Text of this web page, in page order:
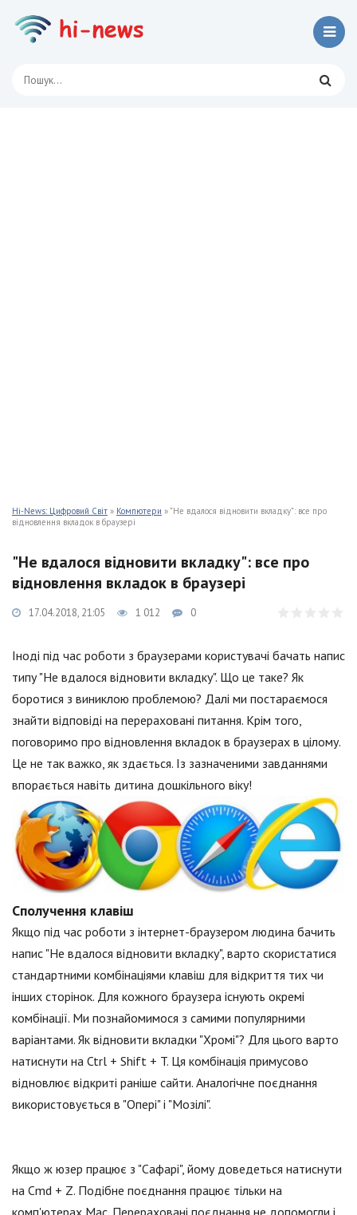
Hi-News: Цифровий Світ » Компютери » "Не вдалося відновити вкладку": все про
відновлення вкладок в браузері
"Не вдалося відновити вкладку": все про
відновлення вкладок в браузері
17.04.2018, 21:05 1 012 0
Іноді під час роботи з браузерами користувачі бачать напис
типу "Не вдалося відновити вкладку". Що це таке? Як
боротися з виниклою проблемою? Далі ми постараємося
знайти відповіді на перераховані питання. Крім того,
поговоримо про відновлення вкладок в браузерах в цілому.
Це не так важко, як здається. Із зазначеними завданнями
впорається навіть дитина дошкільного віку!
Сполучення клавіш
Якщо під час роботи з інтернет-браузером людина бачить
напис "Не вдалося відновити вкладку", варто скористатися
стандартними комбінаціями клавіш для відкриття тих чи
інших сторінок. Для кожного браузера існують окремі
комбінації. Ми познайомимося з самими популярними
варіантами. Як відновити вкладки "Хромі"? Для цього варто
натиснути на Ctrl + Shift + T. Ця комбінація примусово
відновлює відкриті раніше сайти. Аналогічне поєднання
використовується в "Опері" і "Мозілі".
Якщо ж юзер працює з "Сафарі", йому доведеться натиснути
на Cmd + Z. Подібне поєднання працює тільки на
комп'ютерах Mac. Перераховані поєднання не допомогли і